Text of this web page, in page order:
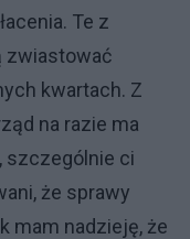
Te z
zwiastować
kwartach. Z
na razie ma
szczególnie ci
że sprawy
mam nadzieję, że